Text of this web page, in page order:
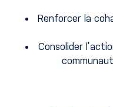
Renforcer la
Consolider